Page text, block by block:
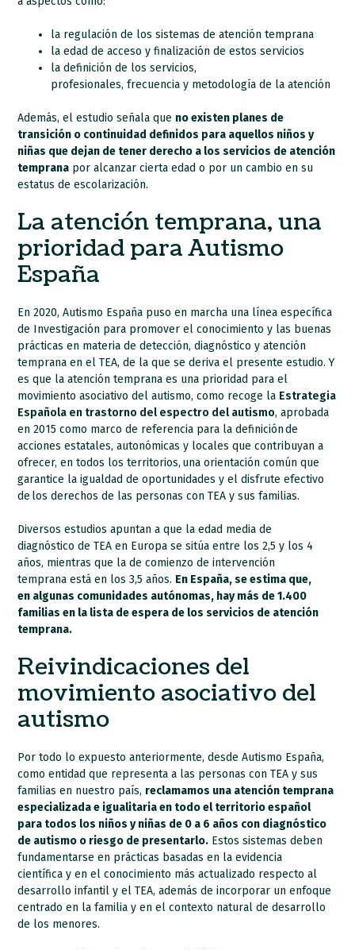
la regulación de los sistemas de atención temprana
la edad de acceso y finalización de estos servicios
la definición de los servicios,
profesionales, frecuencia y metodología de la atención
Además, el estudio señala que no existen planes de
transición o continuidad definidos para aquellos niños y
niñas que dejan de tener derecho a los servicios de atención
temprana por alcanzar cierta edad o por un cambio en su
estatus de escolarización.
La atención temprana, una
prioridad para Autismo
España
En 2020, Autismo España puso en marcha una línea específica
de Investigación para promover el conocimiento y las buenas
prácticas en materia de detección, diagnóstico y atención
temprana en el TEA, de la que se deriva el presente estudio. Y
es que la atención temprana es una prioridad para el
movimiento asociativo del autismo, como recoge la Estrategia
Española en trastorno del espectro del autismo, aprobada
en 2015 como marco de referencia para la definición de
acciones estatales, autonómicas y locales que contribuyan a
ofrecer, en todos los territorios, una orientación común que
garantice la igualdad de oportunidades y el disfrute efectivo
de los derechos de las personas con TEA y sus familias.
Diversos estudios apuntan a que la edad media de
diagnóstico de TEA en Europa se sitúa entre los 2,5 y los 4
años, mientras que la de comienzo de intervención
temprana está en los 3,5 años. En España, se estima que,
en algunas comunidades autónomas, hay más de 1.400
familias en la lista de espera de los servicios de atención
temprana.
Reivindicaciones del
movimiento asociativo del
autismo
Por todo lo expuesto anteriormente, desde Autismo España,
como entidad que representa a las personas con TEA y sus
familias en nuestro país, reclamamos una atención temprana
especializada e igualitaria en todo el territorio español
para todos los niños y niñas de 0 a 6 años con diagnóstico
de autismo o riesgo de presentarlo. Estos sistemas deben
fundamentarse en prácticas basadas en la evidencia
científica y en el conocimiento más actualizado respecto al
desarrollo infantil y el TEA, además de incorporar un enfoque
centrado en la familia y en el contexto natural de desarrollo
de los menores.